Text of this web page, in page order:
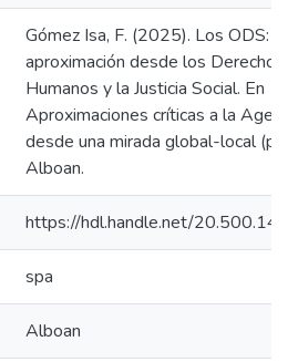
Gómez Isa, F. (2025). Los ODS:
aproximación desde los Derechos
Humanos y la Justicia Social. En
Aproximaciones críticas a la
desde una mirada global-local
Alboan.
https://hdl.handle.net/
spa
Alboan